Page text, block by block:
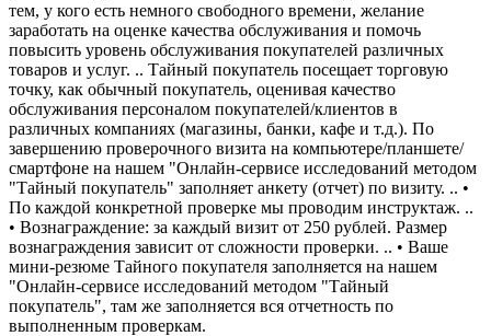
тем, у кого есть немного свободного времени, желание
заработать на оценке качества обслуживания и помочь
повысить уровень обслуживания покупателей различных
товаров и услуг. .. Тайный покупатель посещает торговую
точку, как обычный покупатель, оценивая качество
обслуживания персоналом покупателей/клиентов в
различных компаниях (магазины, банки, кафе и т.д.). По
завершению проверочного визита на компьютере/планшете/
смартфоне на нашем "Онлайн-сервисе исследований методом
"Тайный покупатель" заполняет анкету (отчет) по визиту. .. •
По каждой конкретной проверке мы проводим инструктаж. ..
• Вознаграждение: за каждый визит от 250 рублей. Размер
вознаграждения зависит от сложности проверки. .. • Ваше
мини-резюме Тайного покупателя заполняется на нашем
"Онлайн-сервисе исследований методом "Тайный
покупатель", там же заполняется вся отчетность по
выполненным проверкам.